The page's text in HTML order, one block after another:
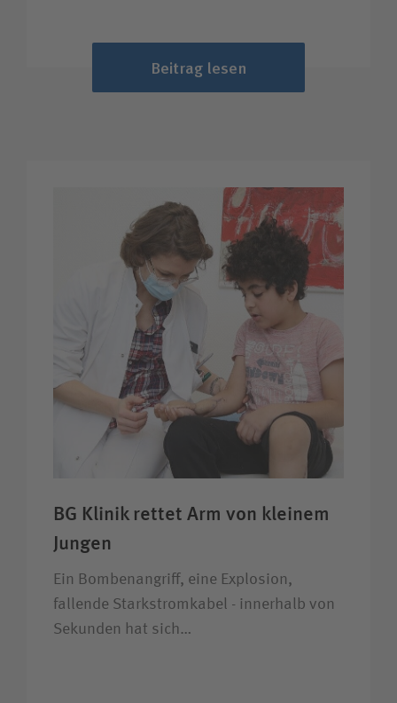
Beitrag lesen
BG Klinik rettet Arm von kleinem
Jungen
Ein Bombenangriff, eine Explosion,
fallende Starkstromkabel - innerhalb von
Sekunden hat sich…